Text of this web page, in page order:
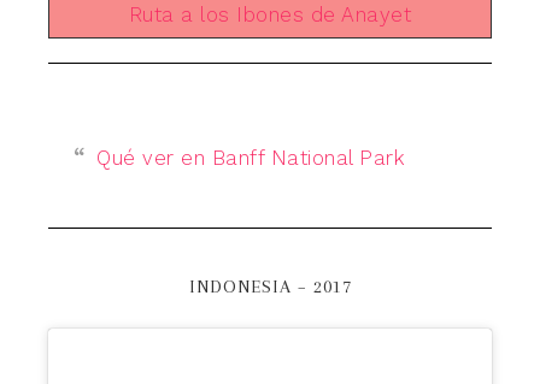
Ruta a los Ibones de Anayet
Qué ver en Banff National Park
INDONESIA – 2017